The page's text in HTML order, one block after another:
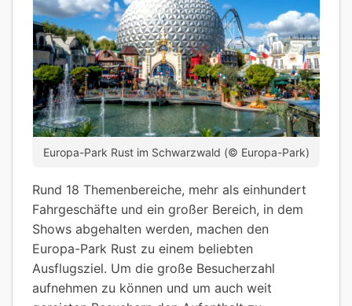
Europa-Park Rust im Schwarzwald (© Europa-Park)
Rund 18 Themenbereiche, mehr als einhundert
Fahrgeschäfte und ein großer Bereich, in dem
Shows abgehalten werden, machen den
Europa-Park Rust zu einem beliebten
Ausflugsziel. Um die große Besucherzahl
aufnehmen zu können und um auch weit